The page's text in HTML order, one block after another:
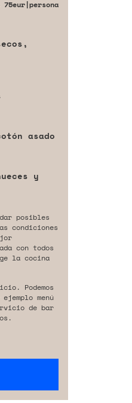
75eur|persona
asado
y
posibles
condiciones
con todos
la cocina
Podemos
menú
de bar